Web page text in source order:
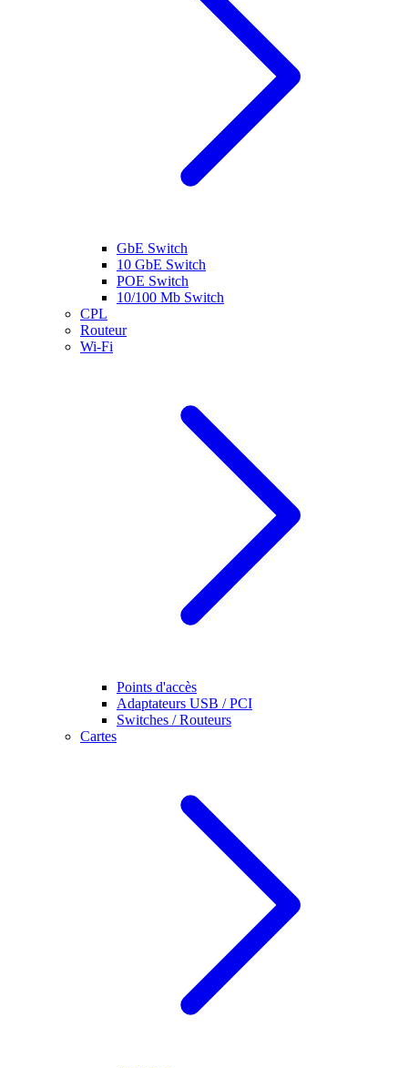
GbE Switch
10 GbE Switch
POE Switch
10/100 Mb Switch
CPL
Routeur
Wi-Fi
Points d'accès
Adaptateurs USB / PCI
Switches / Routeurs
Cartes